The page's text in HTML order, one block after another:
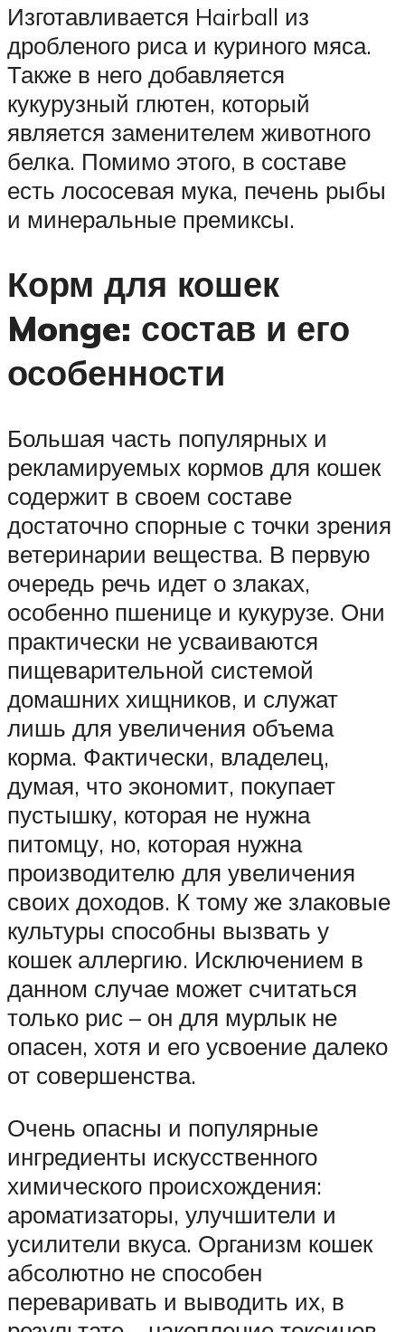
Изготавливается Hairball из
дробленого риса и куриного мяса.
Также в него добавляется
кукурузный глютен, который
является заменителем животного
белка. Помимо этого, в составе
есть лососевая мука, печень рыбы
и минеральные премиксы.
Корм для кошек
Monge: состав и его
особенности
Большая часть популярных и
рекламируемых кормов для кошек
содержит в своем составе
достаточно спорные с точки зрения
ветеринарии вещества. В первую
очередь речь идет о злаках,
особенно пшенице и кукурузе. Они
практически не усваиваются
пищеварительной системой
домашних хищников, и служат
лишь для увеличения объема
корма. Фактически, владелец,
думая, что экономит, покупает
пустышку, которая не нужна
питомцу, но, которая нужна
производителю для увеличения
своих доходов. К тому же злаковые
культуры способны вызвать у
кошек аллергию. Исключением в
данном случае может считаться
только рис – он для мурлык не
опасен, хотя и его усвоение далеко
от совершенства.
Очень опасны и популярные
ингредиенты искусственного
химического происхождения:
ароматизаторы, улучшители и
усилители вкуса. Организм кошек
абсолютно не способен
переваривать и выводить их, в